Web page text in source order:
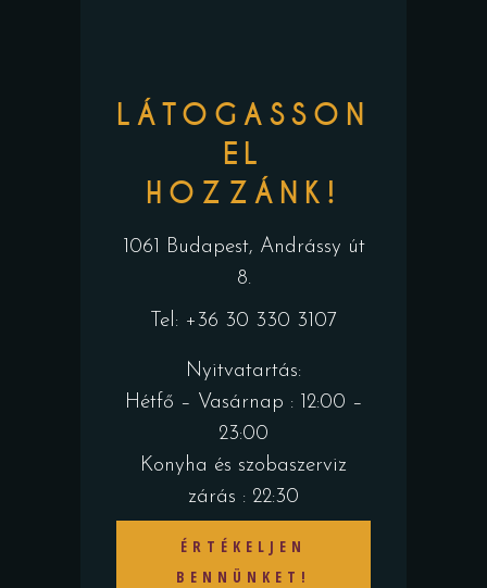
LÁTOGASSON
EL
HOZZÁNK!
1061 Budapest, Andrássy út
8.
Tel: +36 30 330 3107
Nyitvatartás:
Hétfő – Vasárnap : 12:00 –
23:00
Konyha és szobaszerviz
zárás : 22:30
ÉRTÉKELJEN
BENNÜNKET!